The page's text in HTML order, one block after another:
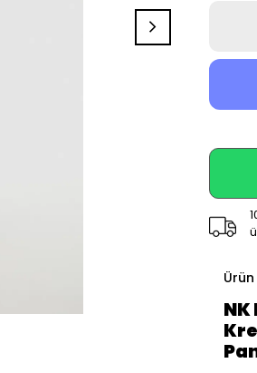
Ürün